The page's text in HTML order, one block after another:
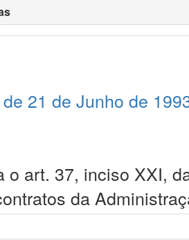
21 de Junho de
o art. 37, inciso XXI,
da